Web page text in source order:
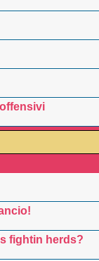
fightin herds?